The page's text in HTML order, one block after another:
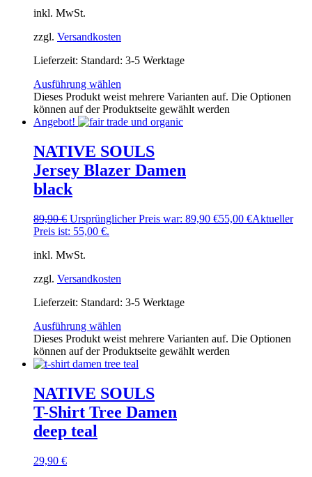
inkl. MwSt.
zzgl. Versandkosten
Lieferzeit: Standard: 3-5 Werktage
Ausführung wählen
Dieses Produkt weist mehrere Varianten auf. Die Optionen
können auf der Produktseite gewählt werden
Angebot!
NATIVE SOULS
Jersey Blazer Damen
black
89,90€ Ursprünglicher Preis war: 89,90 €55,00 €Aktueller
Preis ist: 55,00 €.
inkl. MwSt.
zzgl. Versandkosten
Lieferzeit: Standard: 3-5 Werktage
Ausführung wählen
Dieses Produkt weist mehrere Varianten auf. Die Optionen
können auf der Produktseite gewählt werden
NATIVE SOULS
T-Shirt Tree Damen
deep teal
29,90 €